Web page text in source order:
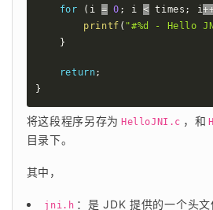
for
( i = 0 ; i < times ; i
printf ( "#%d - Hello
}
return;
}
将这段程序另存为 HelloJNI.c ，和
目录下。
其中，
jni.h ：是 JDK 提供的一个头